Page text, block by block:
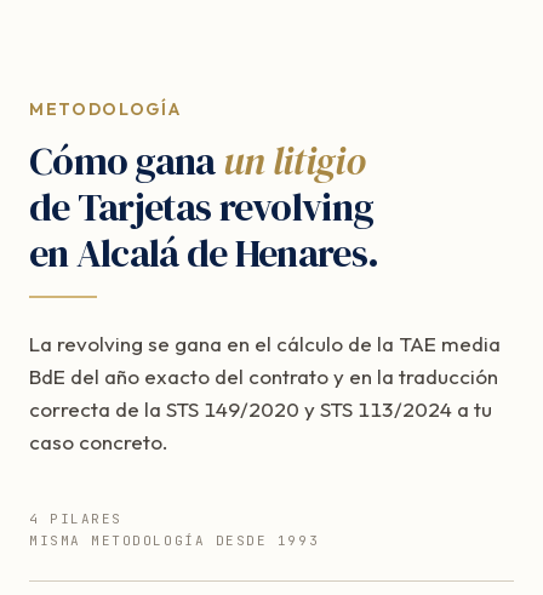
METODOLOGÍA
Cómo ganaun litigio
de Tarjetas revolving
en Alcalá de Henares.
La revolving se gana en el cálculo de la TAE media
BdE del año exacto del contrato y en la traducción
correcta de la STS 149/2020 y STS 113/2024 a tu
caso concreto.
4 PILARES
MISMA METODOLOGÍA DESDE 1993